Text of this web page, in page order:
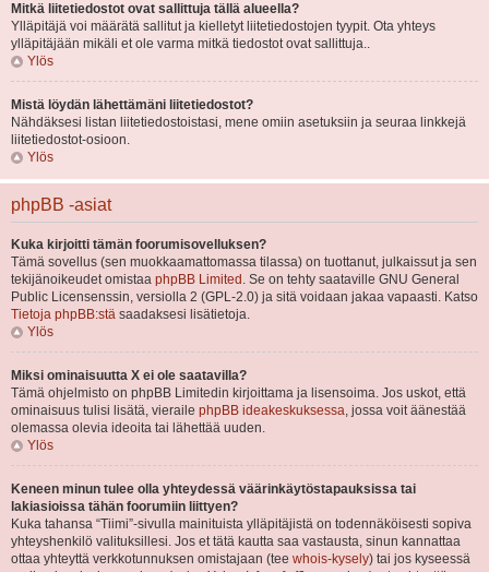
Mitkä liitetiedostot ovat sallittuja tällä alueella?
Ylläpitäjä voi määrätä sallitut ja kielletyt liitetiedostojen tyypit. Ota yhteys
ylläpitäjään mikäli et ole varma mitkä tiedostot ovat sallittuja..
Ylös
Mistä löydän lähettämäni liitetiedostot?
Nähdäksesi listan liitetiedostoistasi, mene omiin asetuksiin ja seuraa linkkejä
liitetiedostot-osioon.
Ylös
phpBB -asiat
Kuka kirjoitti tämän foorumisovelluksen?
Tämä sovellus (sen muokkaamattomassa tilassa) on tuottanut, julkaissut ja sen
tekijänoikeudet omistaa phpBB Limited . Se on tehty saataville GNU General
Public Licensenssin, versiolla 2 (GPL-2.0) ja sitä voidaan jakaa vapaasti. Katso
Tietoja phpBB:stä saadaksesi lisätietoja.
Ylös
Miksi ominaisuutta X ei ole saatavilla?
Tämä ohjelmisto on phpBB Limitedin kirjoittama ja lisensoima. Jos uskot, että
ominaisuus tulisi lisätä, vieraile phpBB ideakeskuksessa, jossa voit äänestää
olemassa olevia ideoita tai lähettää uuden.
Ylös
Keneen minun tulee olla yhteydessä väärinkäytöstapauksissa tai
lakiasioissa tähän foorumiin liittyen?
Kuka tahansa “Tiimi”-sivulla mainituista ylläpitäjistä on todennäköisesti sopiva
yhteyshenkilö valituksillesi. Jos et tätä kautta saa vastausta, sinun kannattaa
ottaa yhteyttä verkkotunnuksen omistajaan (tee whois-kysely) tai jos kyseessä